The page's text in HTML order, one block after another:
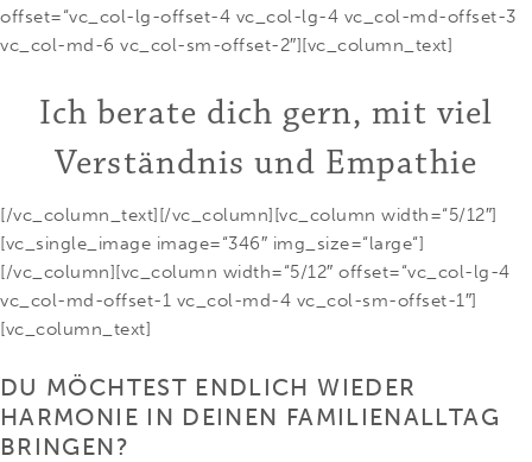
offset=“vc_col-lg-offset-4 vc_col-lg-4 vc_col-md-offset-3
vc_col-md-6 vc_col-sm-offset-2″][vc_column_text]
Ich berate dich gern, mit viel
Verständnis und Empathie
[/vc_column_text][/vc_column][vc_column width=“5/12″]
[vc_single_image image=“346″ img_size=“large“]
[/vc_column][vc_column width=“5/12″ offset=“vc_col-lg-4
vc_col-md-offset-1 vc_col-md-4 vc_col-sm-offset-1″]
[vc_column_text]
DU MÖCHTEST ENDLICH WIEDER
HARMONIE IN DEINEN FAMILIENALLTAG
BRINGEN?